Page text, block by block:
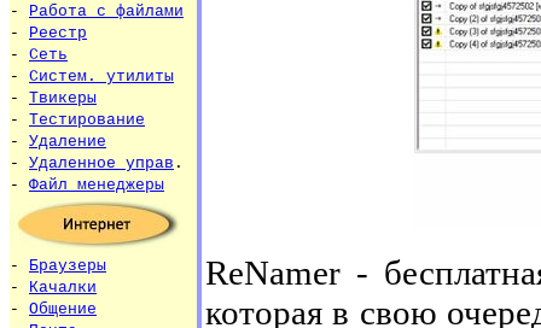
- Работа с файлами
- Реестр
- Сеть
- Систем. утилиты
- Твикеры
- Тестирование
- Удаление
- Удаленное управ .
- Файл менеджеры
- Браузеры
- Качалки
- Общение
ReNamer -
которая в свою